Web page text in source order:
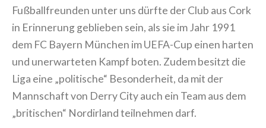
Fußballfreunden unter uns dürfte der Club aus Cork
in Erinnerung geblieben sein, als sie im Jahr 1991
dem FC Bayern München im UEFA-Cup einen harten
und unerwarteten Kampf boten. Zudem besitzt die
Liga eine „politische“ Besonderheit, da mit der
Mannschaft von Derry City auch ein Team aus dem
„britischen“ Nordirland teilnehmen darf.